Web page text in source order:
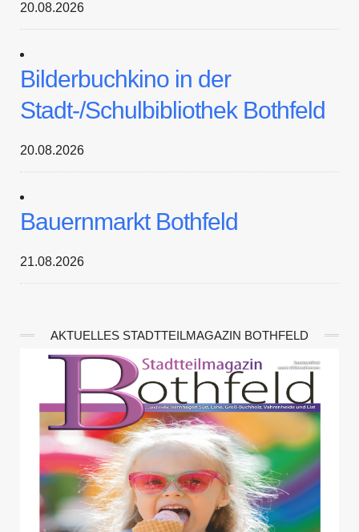
20.08.2026
Bilderbuchkino in der
Stadt-/Schulbibliothek Bothfeld
20.08.2026
Bauernmarkt Bothfeld
21.08.2026
AKTUELLES STADTTEILMAGAZIN BOTHFELD